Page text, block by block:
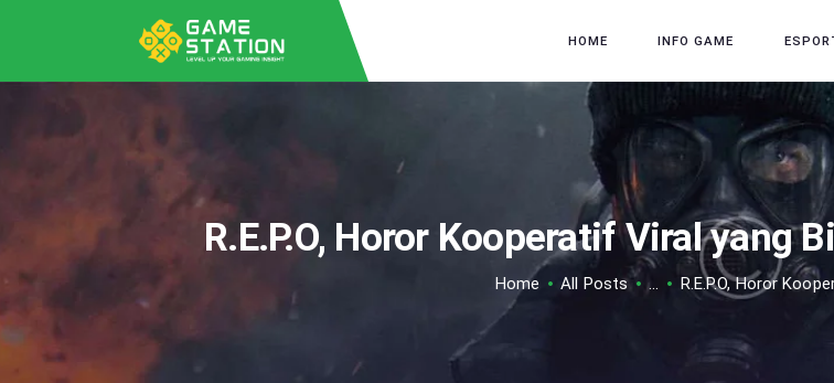
HOME INFO GAME
R.E.P.O, Horor Kooperatif Viral yang
Home All Posts ... R.E.P.O, Horor
INFO GAME
ESPORTS
TIPS & TRICK
REVIEW GAME
TECH